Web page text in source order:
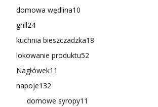
domowa wędlina10
grill24
kuchnia bieszczadzka18
lokowanie produktu52
Nagłówek11
napoje132
domowe syropy11